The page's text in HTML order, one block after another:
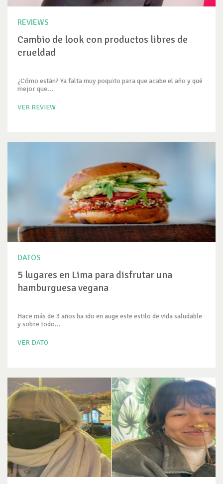
REVIEWS
Cambio de look con productos libres de
crueldad
¿Cómo están? Ya falta muy poquito para que acabe el año y qué
mejor que...
VER REVIEW
DATOS
5 lugares en Lima para disfrutar una
hamburguesa vegana
Hace más de 3 años ha ido en auge este estilo de vida saludable
y sobre todo...
VER DATO